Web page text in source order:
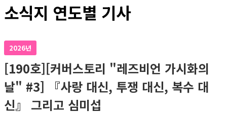
소식지 연도별 기사
2026년
[190호][커버스토리 "레즈비언 가시화의
날" #3] 『사랑 대신, 투쟁 대신, 복수 대
신』 그리고 심미섭